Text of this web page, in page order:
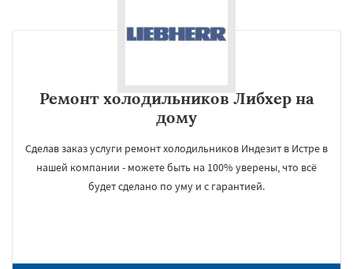
Ремонт холодильников Либхер на
дому
Сделав заказ услуги ремонт холодильников Индезит в Истре в
нашей компании - можете быть на 100% уверены, что всё
будет сделано по уму и с гарантией.